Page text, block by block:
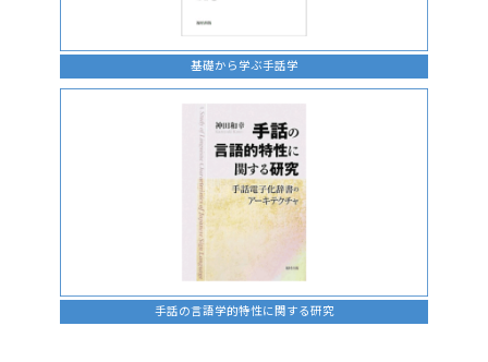
基礎から学ぶ手話学
手話の言語学的特性に関する研究